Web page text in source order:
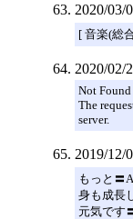
2020/03/
[ 音楽(総
2020/02/
Not Found
The
server.
2019/12/
もっと〓
身も成長
元気です